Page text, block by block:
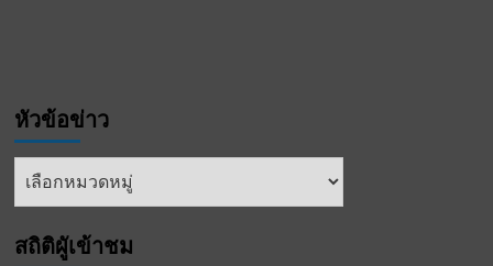
หัวข้อข่าว
หัวข้อ
สถิติผูัเข้าชม